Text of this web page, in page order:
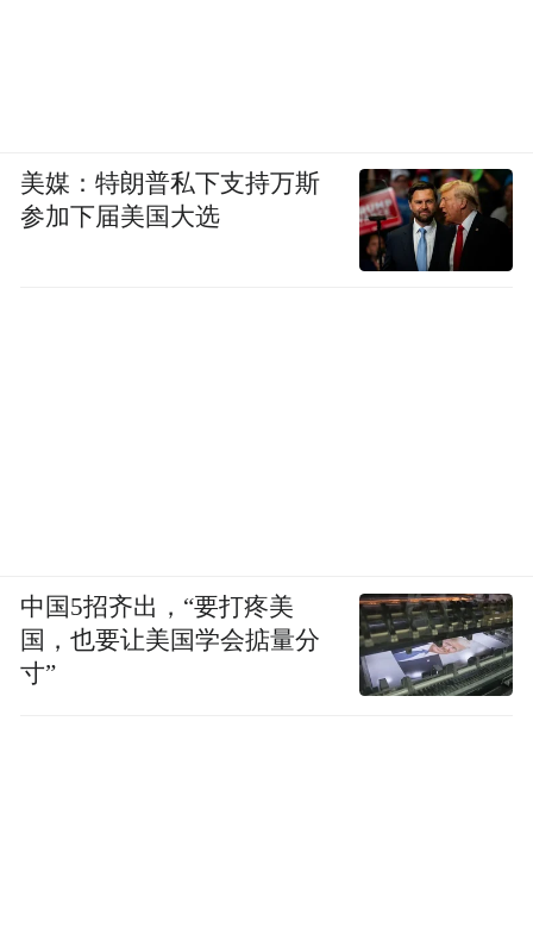
美媒：特朗普私下支持万斯
参加下届美国大选
中国5招齐出，“要打疼美
国，也要让美国学会掂量分
寸”